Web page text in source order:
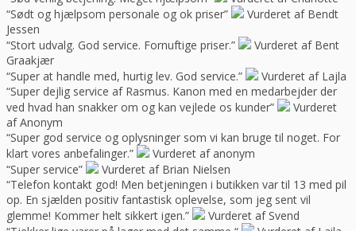
“Sødt og hjælpsom personale og ok priser”
Vurderet af Bendt
Jessen
“Stort udvalg. God service. Fornuftige priser.”
Vurderet af Bent
Graakjær
“Super at handle med, hurtig lev. God service.”
Vurderet af Lajla
“Super dejlig service af Rasmus. Kanon med en medarbejder der
ved hvad han snakker om og kan vejlede os kunder”
Vurderet
af Anonym
“Super god service og oplysninger som vi kan bruge til noget. For
klart vores anbefalinger.”
Vurderet af anonym
“Super service”
Vurderet af Brian Nielsen
“Telefon kontakt god! Men betjeningen i butikken var til 13 med pil
op. En sjælden positiv fantastisk oplevelse, som jeg sent vil
glemme! Kommer helt sikkert igen.”
Vurderet af Svend